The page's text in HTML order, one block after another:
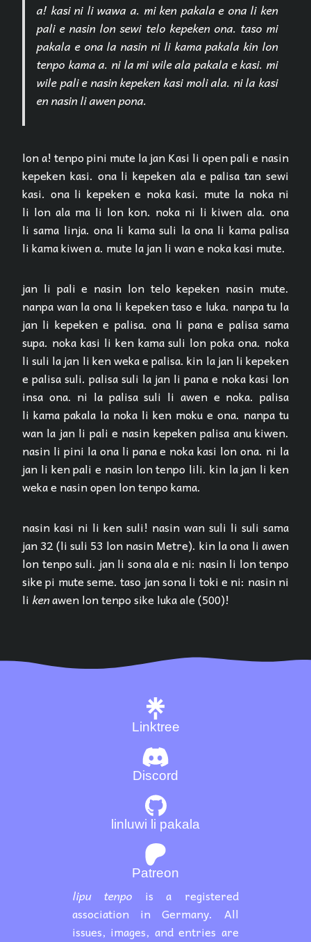
a! kasi ni li wawa a. mi ken pakala e ona li ken
pali e nasin lon sewi telo kepeken ona. taso mi
pakala e ona la nasin ni li kama pakala kin lon
tenpo kama a. ni la mi wile ala pakala e kasi. mi
wile pali e nasin kepeken kasi moli ala. ni la kasi
en nasin li awen pona.
lon a! tenpo pini mute la jan Kasi li open pali e nasin
kepeken kasi. ona li kepeken ala e palisa tan sewi
kasi. ona li kepeken e noka kasi. mute la noka ni
li lon ala ma li lon kon. noka ni li kiwen ala. ona
li sama linja. ona li kama suli la ona li kama palisa
li kama kiwen a. mute la jan li wan e noka kasi mute.
jan li pali e nasin lon telo kepeken nasin mute.
nanpa wan la ona li kepeken taso e luka. nanpa tu la
jan li kepeken e palisa. ona li pana e palisa sama
supa. noka kasi li ken kama suli lon poka ona. noka
li suli la jan li ken weka e palisa. kin la jan li kepeken
e palisa suli. palisa suli la jan li pana e noka kasi lon
insa ona. ni la palisa suli li awen e noka. palisa
li kama pakala la noka li ken moku e ona. nanpa tu
wan la jan li pali e nasin kepeken palisa anu kiwen.
nasin li pini la ona li pana e noka kasi lon ona. ni la
jan li ken pali e nasin lon tenpo lili. kin la jan li ken
weka e nasin open lon tenpo kama.
nasin kasi ni li ken suli! nasin wan suli li suli sama
jan 32 (li suli 53 lon nasin Metre). kin la ona li awen
lon tenpo suli. jan li sona ala e ni: nasin li lon tenpo
sike pi mute seme. taso jan sona li toki e ni: nasin ni
li kenawen lon tenpo sike luka ale (500)!
Discord
Linktree
Patreon
linluwi li pakala
lipu tenpo is a registered
association in Germany. All
issues, images, and entries are